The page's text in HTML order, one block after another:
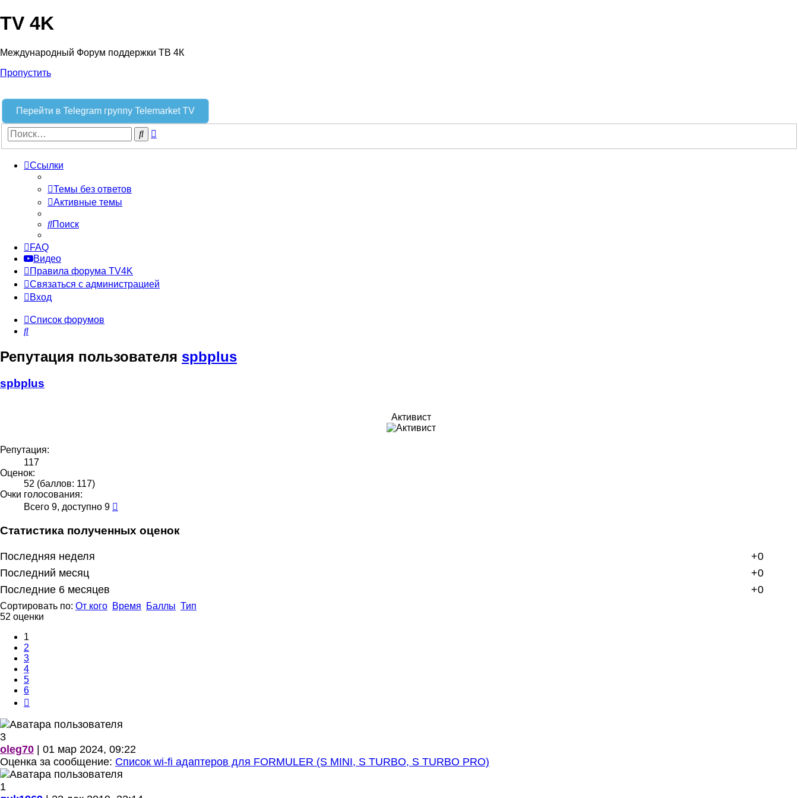
TV 4K
Международный Форум поддержки ТВ 4К
Пропустить
Перейти в Telegram группу Telemarket TV
Поиск
Ссылки
Темы без ответов
Активные темы
Поиск
FAQ
Видео
Правила форума TV4K
Связаться с администрацией
Вход
Список форумов
Поиск
Репутация пользователя spbplus
spbplus
Активист
Репутация:
117
Оценок:
52 (баллов: 117)
Очки голосования:
Всего 9, доступно 9
Статистика полученных оценок
Последняя неделя
+0
Последний месяц
+0
Последние 6 месяцев
+0
Сортировать по: От кого Время Баллы Тип
52 оценки
1
2
3
4
5
6
3
oleg70
| 01 мар 2024, 09:22
Оценка за сообщение: Список wi-fi адаптеров для FORMULER (S MINI, S TURBO, S TURBO PRO)
1